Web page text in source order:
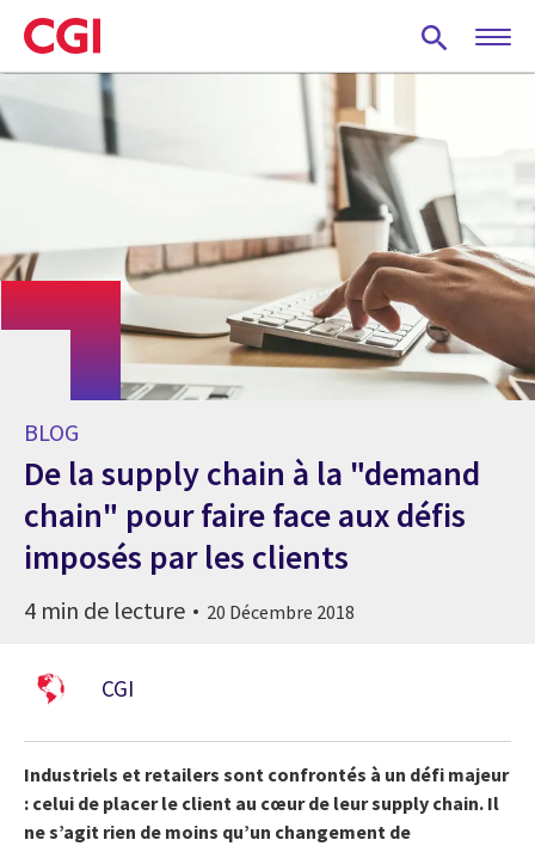
Skip
to
main
BLOG
De la supply chain à la "demand
chain" pour faire face aux défis
imposés par les clients
4 min de lecture 20 Décembre 2018
CGI
Industriels et retailers sont confrontés à un défi majeur
: celui de placer le client au cœur de leur supply chain. Il
ne s’agit rien de moins qu’un changement de